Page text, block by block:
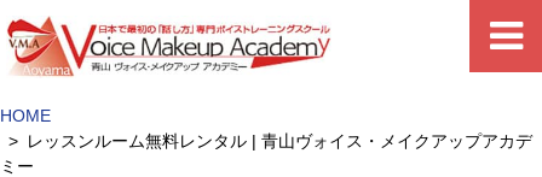
HOME
レッスンルーム無料レンタル | 青山ヴォイス・メイクアップアカデ
ミー